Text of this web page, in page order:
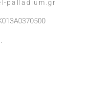
palladium.gr
.